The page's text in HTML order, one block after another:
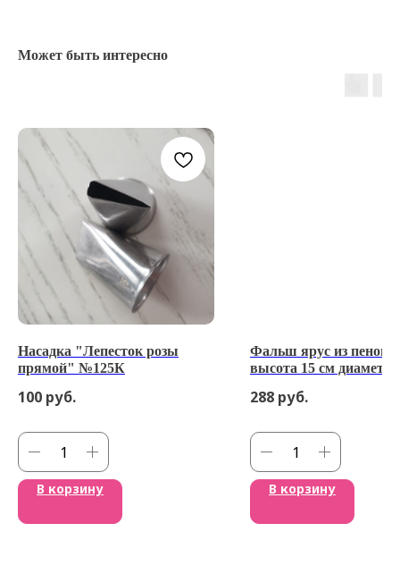
Может быть интересно
Насадка "Лепесток розы
прямой" №125К
100 руб.
В корзину
Фальш ярус из
высота 15 см диаметр
288 руб.
В корзину